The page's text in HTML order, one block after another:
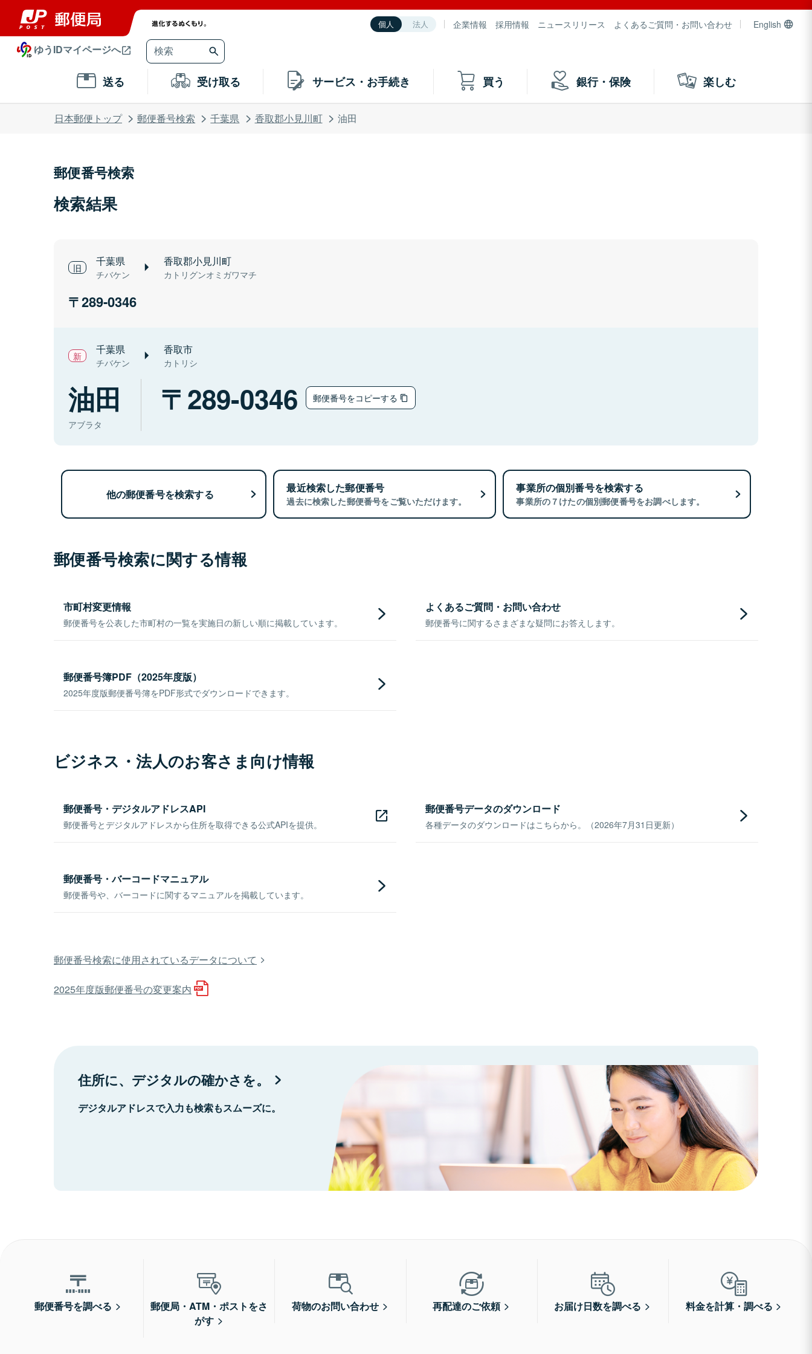
個人 法人 企業情報 採用情報 ニュースリリース よくあるご質問・お問い合わせ English
ゆうIDマイページへ
送る 受け取る サービス・お手続き 買う 銀行・保険 楽しむ
日本郵便トップ 郵便番号検索 千葉県 香取郡小見川町 油田
郵便番号検索
検索結果
千葉県
チバケン
香取郡小見川町
カトリグンオミガワマチ
289-0346
千葉県
チバケン
香取市
カトリシ
油田
アブラタ
289-0346 郵便番号をコピーする
他の郵便番号を検索する 最近検索した郵便番号
過去に検索した郵便番号をご覧いただけます。
事業所の個別番号を検索する
事業所の７けたの個別郵便番号をお調べします。
郵便番号検索に関する情報
市町村変更情報
郵便番号を公表した市町村の一覧を実施日の新しい順に掲載しています。
よくあるご質問・お問い合わせ
郵便番号に関するさまざまな疑問にお答えします。
郵便番号簿PDF（2025年度版）
2025年度版郵便番号簿をPDF形式でダウンロードできます。
ビジネス・法人のお客さま向け情報
郵便番号・デジタルアドレスAPI
郵便番号とデジタルアドレスから住所を取得できる公式APIを提供。
郵便番号データのダウンロード
各種データのダウンロードはこちらから。（2026年7月31日更新）
郵便番号・バーコードマニュアル
郵便番号や、バーコードに関するマニュアルを掲載しています。
郵便番号検索に使用されているデータについて
2025年度版郵便番号の変更案内
住所に、デジタルの確かさを。
デジタルアドレスで入力も検索もスムーズに。
郵便番号を調べる
郵便局・ATM・ポストをさ
がす
荷物のお問い合わせ 再配達のご依頼 お届け日数を調べる 料金を計算・調べる